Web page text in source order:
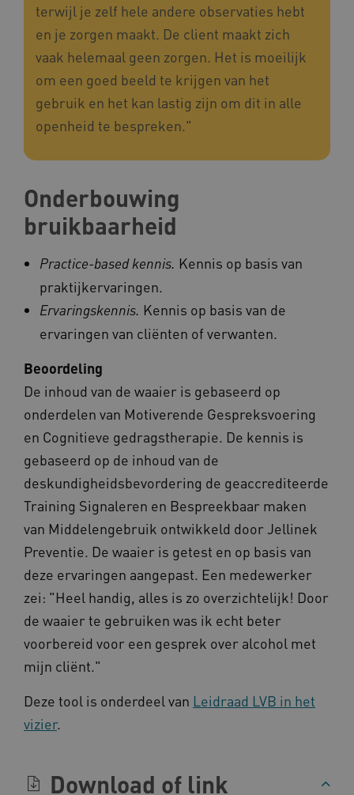
terwijl je zelf hele andere observaties hebt
en je zorgen maakt. De client maakt zich
vaak helemaal geen zorgen. Het is moeilijk
om een goed beeld te krijgen van het
gebruik en het kan lastig zijn om dit in alle
openheid te bespreken."
Onderbouwing
bruikbaarheid
Practice-based kennis. Kennis op basis van
praktijkervaringen.
Ervaringskennis. Kennis op basis van de
ervaringen van cliënten of verwanten.
Beoordeling
De inhoud van de waaier is gebaseerd op
onderdelen van Motiverende Gespreksvoering
en Cognitieve gedragstherapie. De kennis is
gebaseerd op de inhoud van de
deskundigheidsbevordering de geaccrediteerde
Training Signaleren en Bespreekbaar maken
van Middelengebruik ontwikkeld door Jellinek
Preventie. De waaier is getest en op basis van
deze ervaringen aangepast. Een medewerker
zei: "Heel handig, alles is zo overzichtelijk! Door
de waaier te gebruiken was ik echt beter
voorbereid voor een gesprek over alcohol met
mijn cliënt."
Deze tool is onderdeel van Leidraad LVB in het
vizier.
Download of link
_ga_NWZZME161M .kennispleingehandicaptensector.nl
_ga_4F110RE8SJ .kennispleingehandicaptensector.nl
ga_session_duration
_ga_G3VHK6CSBS .kennispleingehandicaptensector.nl
FPID
BCSessionID
AWSALB
Amazon.com Inc.
a594.kennispleingehandicaptensector.nl